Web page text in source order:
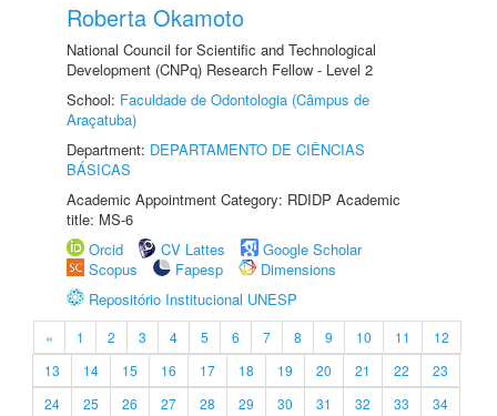
Roberta Okamoto
National Council for Scientific and Technological
Development (CNPq) Research Fellow - Level 2
School: Faculdade de Odontologia (Câmpus de
Araçatuba)
Department: DEPARTAMENTO DE CIÊNCIAS
BÁSICAS
Academic Appointment Category: RDIDP Academic
title: MS-6
Orcid
CV Lattes
Google Scholar
Scopus
Fapesp
Dimensions
Repositório Institucional UNESP
« 1 2 3 4 5 6 7 8 9 10 11
12
13
14 15 16 17 18 19 20 21 22
23
24
25 26 27 28 29 30 31 32 33
34